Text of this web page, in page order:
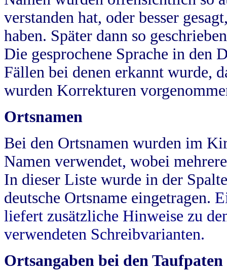
verstanden hat, oder besser
haben. Später dann so
Die gesprochene Sprache in
Fällen bei denen erkannt wurde,
wurden Korrekturen
Ortsnamen
Bei den Ortsnamen wurden im
Namen verwendet, wobei
In dieser Liste wurde in der
deutsche Ortsname eingetragen.
liefert zusätzliche Hinweise zu
verwendeten Schreibvarianten.
Ortsangaben bei den Taufpaten